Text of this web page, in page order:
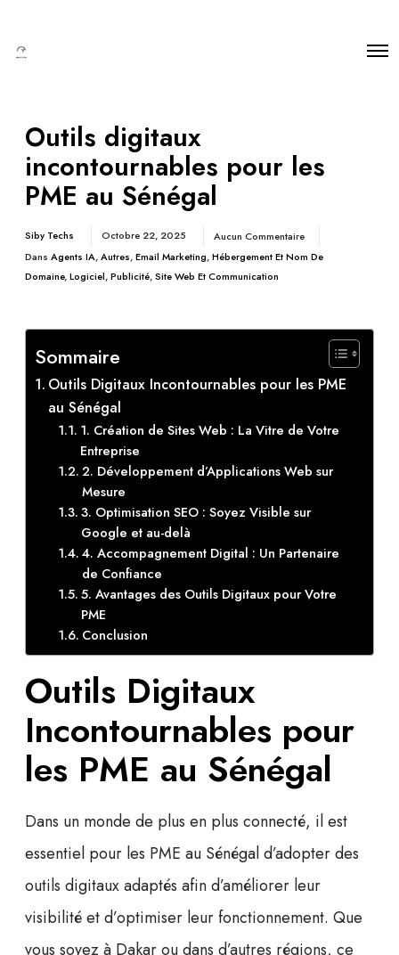
Outils digitaux
incontournables pour les
PME au Sénégal
Siby Techs Octobre 22, 2025
Aucun Commentaire
Dans Agents IA,Autres,Email Marketing,Hébergement Et Nom De
Domaine,Logiciel,Publicité,Site Web Et Communication
Sommaire
Outils Digitaux Incontournables pour les PME
au Sénégal
1. Création de Sites Web : La Vitre de Votre
Entreprise
2. Développement d’Applications Web sur
Mesure
3. Optimisation SEO : Soyez Visible sur
Google et au-delà
4. Accompagnement Digital : Un Partenaire
de Confiance
5. Avantages des Outils Digitaux pour Votre
PME
Conclusion
Outils Digitaux
Incontournables pour
les PME au Sénégal
Dans un monde de plus en plus connecté, il est
essentiel pour les PME au Sénégal d’adopter des
outils digitauxadaptés afin d’améliorer leur
visibilité et d’optimiser leur fonctionnement. Que
vous soyez à Dakar ou dans d’autres régions, ce